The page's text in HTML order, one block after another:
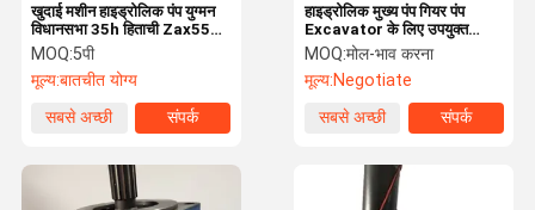
हाइड्रोलिक मुख्य पंप गियर पंप
Excavator के लिए उपयुक्त
EC290 EC290B EC290BLC
MOQ:मोल-भाव करना
मूल्य:Negotiate
सबसे अच्छी
संपर्क
खुदाई मशीन हाइड्रोलिक पंप युग्मन
विधानसभा 35h हिताची Zax55
Zax60 Zax70 Ex120
Ex130-6 के लिए
MOQ:5पी
मूल्य:बातचीत योग्य
सबसे अच्छी
संपर्क